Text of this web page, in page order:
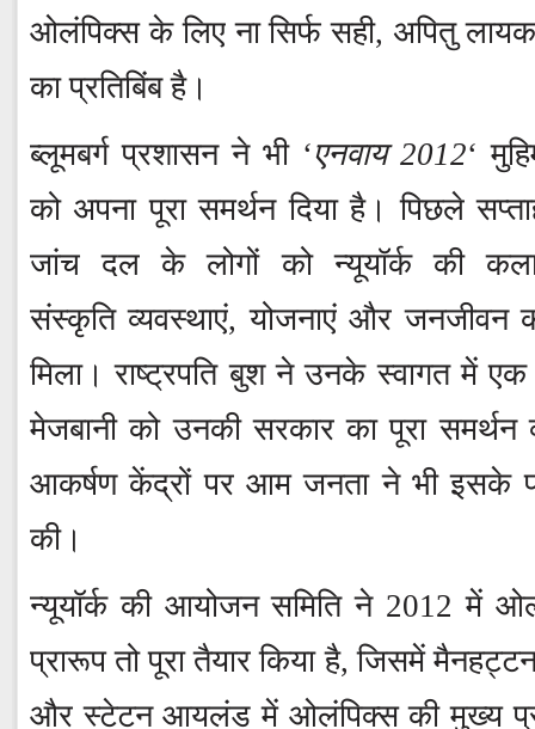
ओलंपिक्स के लिए ना सिर्फ सही, अपितु लायक
का प्रतिबिंब है।
ब्लूमबर्ग प्रशासन ने भी ‘एनवाय 2012‘
को अपना पूरा समर्थन दिया है। पिछले
जांच दल के लोगों को न्यूयॉर्क की
संस्कृति व्यवस्थाएं, योजनाएं और जनजीवन
मिला। राष्ट्रपति बुश ने उनके स्वागत में
मेजबानी को उनकी सरकार का पूरा
आकर्षण केंद्रों पर आम जनता ने भी इसके
की।
न्यूयॉर्क की आयोजन समि‍ति ने 2012 में
प्रारूप तो पूरा तैयार किया है, जिसमें
और स्टेटन आयलंड में ओलंपिक्स की मुख्य